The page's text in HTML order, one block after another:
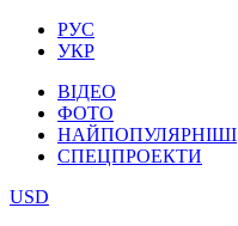
РУС
УКР
ВІДЕО
ФОТО
НАЙПОПУЛЯРНІШІ
СПЕЦПРОЕКТИ
USD